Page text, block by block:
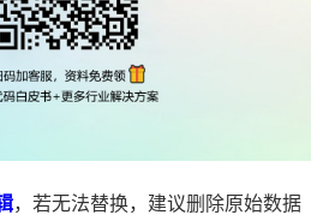
，若无法替换，建议删除原始数据